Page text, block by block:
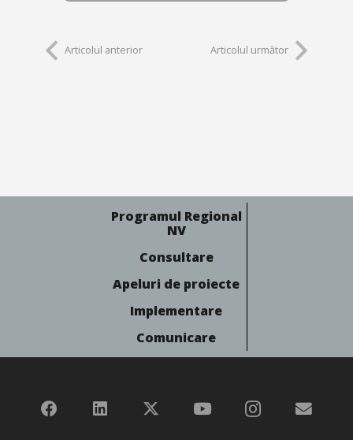
Articolul anterior Articolul următor
Programul Regional
NV
Consultare
Apeluri de proiecte
Implementare
Comunicare